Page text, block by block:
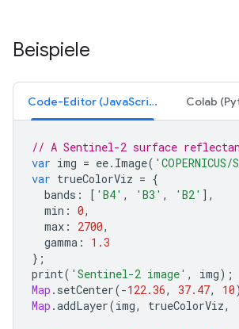
Beispiele
Code-Editor (JavaScript) Colab
// A Sentinel-2 surface
var img = ee. Image(
var trueColorViz = {
bands : [ 'B4' , 'B3' , 'B2' ],
min : 0,
max : 2700,
gamma :
1.3
};
print( 'Sentinel-2 image' , img);
Map . setCenter(-122.36, 37.47, 10
Map .addLayer(img, trueColorViz,